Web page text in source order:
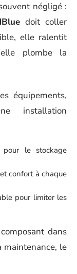
négligé :
doit coller
elle ralentit
elle plombe la
équipements,
installation
le stockage
confort à chaque
pour limiter les
dans
maintenance, le